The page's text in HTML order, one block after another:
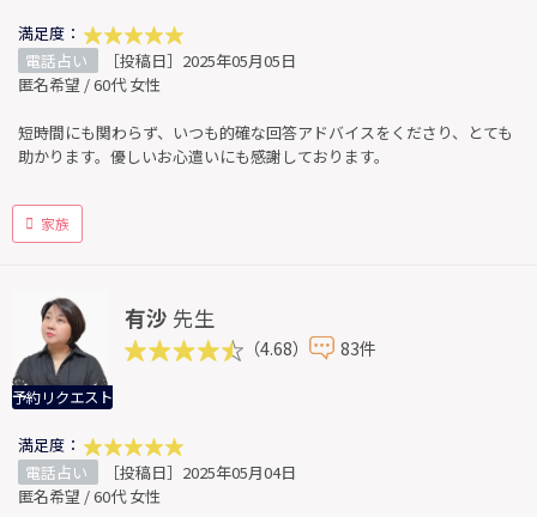
満足度：
電話占い
［投稿日］2025年05月05日
匿名希望 / 60代 女性
短時間にも関わらず、いつも的確な回答アドバイスをくださり、とても
助かります。優しいお心遣いにも感謝しております。
家族
予約リクエスト
有沙 先生
（4.68） 83件
満足度：
電話占い
［投稿日］2025年05月04日
匿名希望 / 60代 女性